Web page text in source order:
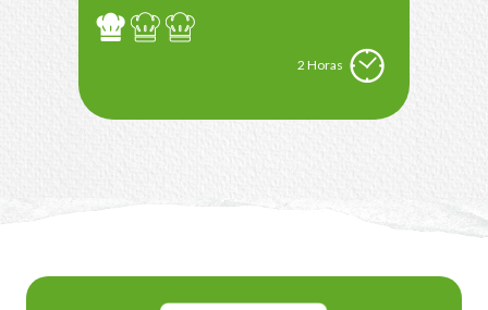
2 Horas